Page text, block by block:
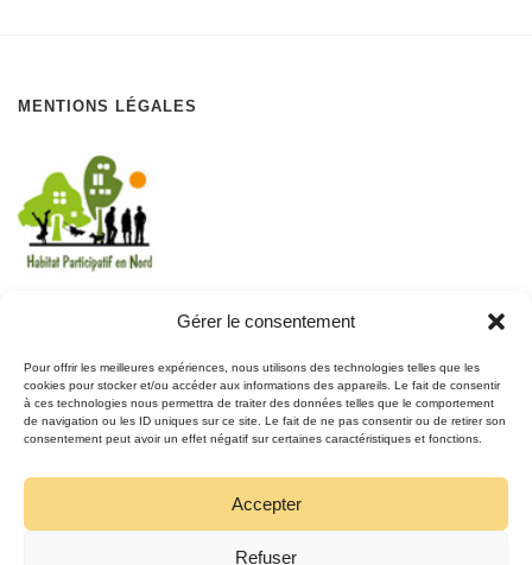
Gérer le consentement
Pour offrir les meilleures expériences, nous utilisons des technologies telles que les
cookies pour stocker et/ou accéder aux informations des appareils. Le fait de consentir
à ces technologies nous permettra de traiter des données telles que le comportement
de navigation ou les ID uniques sur ce site. Le fait de ne pas consentir ou de retirer son
consentement peut avoir un effet négatif sur certaines caractéristiques et fonctions.
Accepter
Refuser
MENTIONS LÉGALES
REJOIGNEZ-NOUS
SUR FACEBOOK